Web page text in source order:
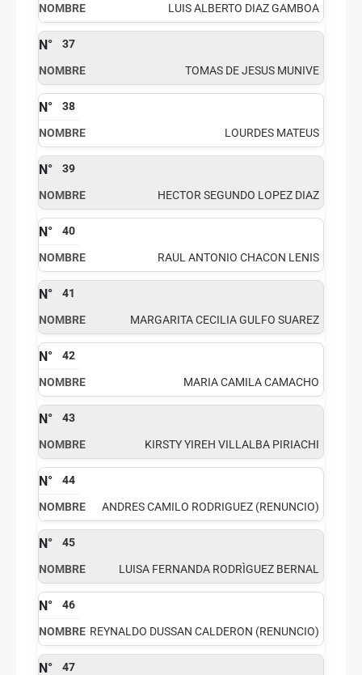
LUIS ALBERTO DIAZ GAMBOA
37
TOMAS DE JESUS MUNIVE
38
LOURDES MATEUS
39
HECTOR SEGUNDO LOPEZ DIAZ
40
RAUL ANTONIO CHACON LENIS
41
MARGARITA CECILIA GULFO SUAREZ
42
MARIA CAMILA CAMACHO
43
KIRSTY YIREH VILLALBA PIRIACHI
44
ANDRES CAMILO RODRIGUEZ (RENUNCIO)
45
LUISA FERNANDA RODRÌGUEZ BERNAL
46
REYNALDO DUSSAN CALDERON (RENUNCIO)
47